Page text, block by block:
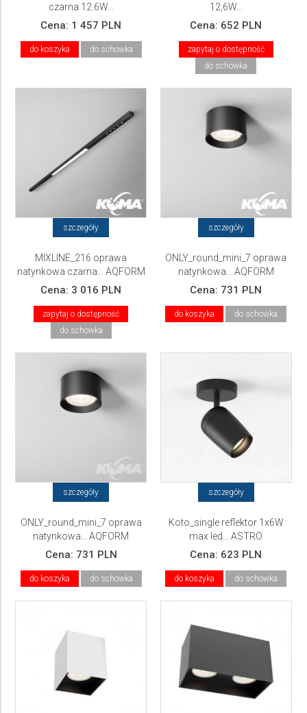
czarna 12.6W...
Cena: 1 457 PLN
do koszyka do schowka
12,6W...
Cena: 652 PLN
zapytaj o dostępność
do schowka
szczegóły
MIXLINE_216 oprawa
natynkowa czarna... AQFORM
Cena: 3 016 PLN
zapytaj o dostępność
do schowka
szczegóły
ONLY_round_mini_7 oprawa
natynkowa... AQFORM
Cena: 731 PLN
do koszyka do schowka
szczegóły
ONLY_round_mini_7 oprawa
natynkowa... AQFORM
Cena: 731 PLN
do koszyka do schowka
szczegóły
Koto_single reflektor 1x6W
max led... ASTRO
Cena: 623 PLN
do koszyka do schowka